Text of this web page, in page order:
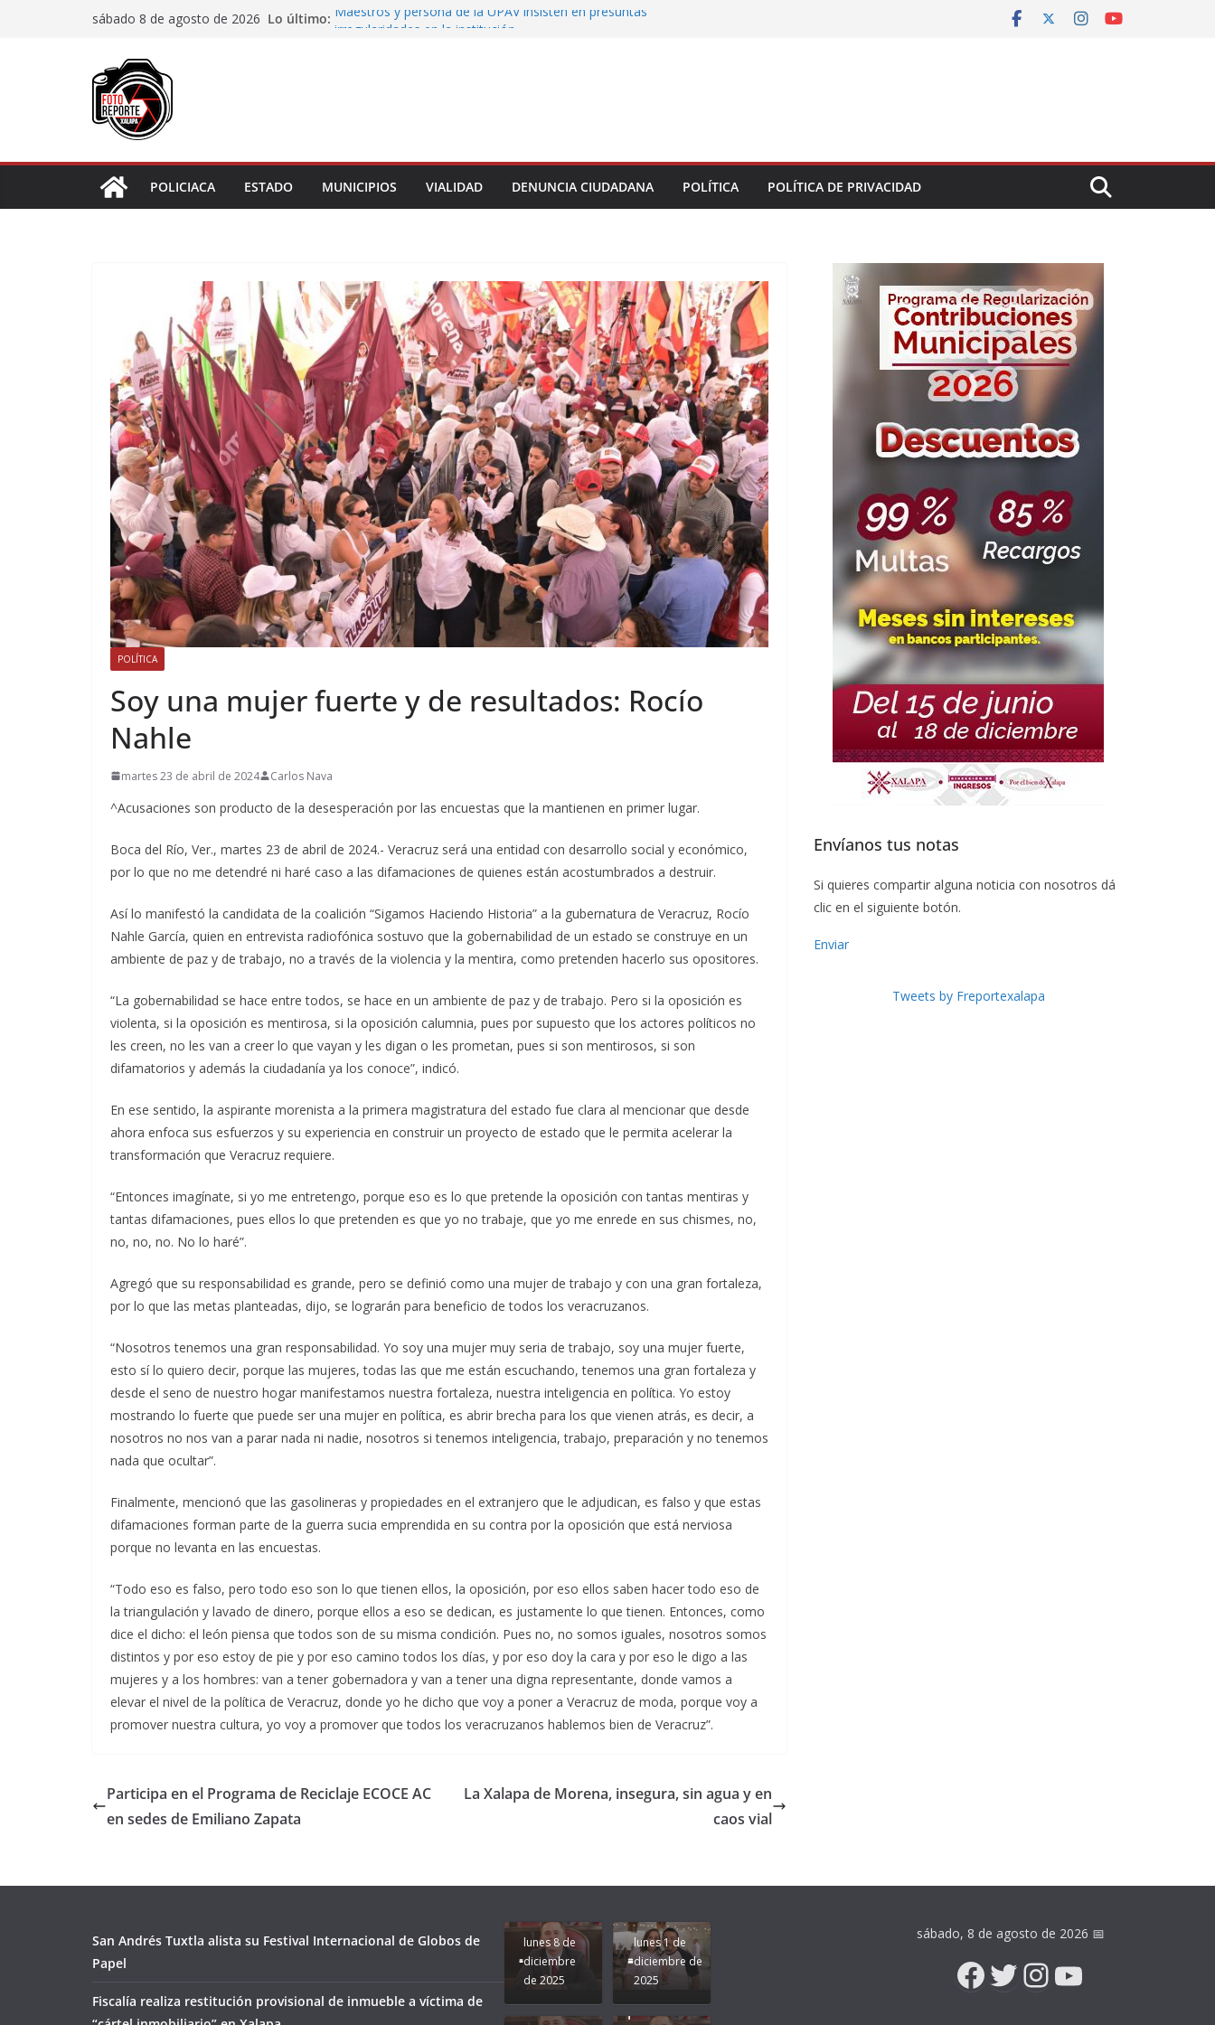
sábado 8 de agosto de 2026 Lo último: Maestros y persona de la UPAV insisten en presuntas
Impulsa Ayuntamiento de Veracruz la cultura de la prevención
en la niñez del municipio
POLICIACA ESTADO MUNICIPIOS VIALIDAD DENUNCIA CIUDADANA POLÍTICA POLÍTICA DE PRIVACIDAD
POLÍTICA
Soy una mujer fuerte y de resultados: Rocío
Nahle
martes 23 de abril de 2024 Carlos Nava
^Acusaciones son producto de la desesperación por las encuestas que la mantienen en primer lugar.
Boca del Río, Ver., martes 23 de abril de 2024.- Veracruz será una entidad con desarrollo social y económico,
por lo que no me detendré ni haré caso a las difamaciones de quienes están acostumbrados a destruir.
Así lo manifestó la candidata de la coalición “Sigamos Haciendo Historia” a la gubernatura de Veracruz, Rocío
Nahle García, quien en entrevista radiofónica sostuvo que la gobernabilidad de un estado se construye en un
ambiente de paz y de trabajo, no a través de la violencia y la mentira, como pretenden hacerlo sus opositores.
“La gobernabilidad se hace entre todos, se hace en un ambiente de paz y de trabajo. Pero si la oposición es
violenta, si la oposición es mentirosa, si la oposición calumnia, pues por supuesto que los actores políticos no
les creen, no les van a creer lo que vayan y les digan o les prometan, pues si son mentirosos, si son
difamatorios y además la ciudadanía ya los conoce”, indicó.
En ese sentido, la aspirante morenista a la primera magistratura del estado fue clara al mencionar que desde
ahora enfoca sus esfuerzos y su experiencia en construir un proyecto de estado que le permita acelerar la
transformación que Veracruz requiere.
“Entonces imagínate, si yo me entretengo, porque eso es lo que pretende la oposición con tantas mentiras y
tantas difamaciones, pues ellos lo que pretenden es que yo no trabaje, que yo me enrede en sus chismes, no,
no, no, no. No lo haré”.
Agregó que su responsabilidad es grande, pero se definió como una mujer de trabajo y con una gran fortaleza,
por lo que las metas planteadas, dijo, se lograrán para beneficio de todos los veracruzanos.
“Nosotros tenemos una gran responsabilidad. Yo soy una mujer muy seria de trabajo, soy una mujer fuerte,
esto sí lo quiero decir, porque las mujeres, todas las que me están escuchando, tenemos una gran fortaleza y
desde el seno de nuestro hogar manifestamos nuestra fortaleza, nuestra inteligencia en política. Yo estoy
mostrando lo fuerte que puede ser una mujer en política, es abrir brecha para los que vienen atrás, es decir, a
nosotros no nos van a parar nada ni nadie, nosotros si tenemos inteligencia, trabajo, preparación y no tenemos
nada que ocultar”.
Finalmente, mencionó que las gasolineras y propiedades en el extranjero que le adjudican, es falso y que estas
difamaciones forman parte de la guerra sucia emprendida en su contra por la oposición que está nerviosa
porque no levanta en las encuestas.
“Todo eso es falso, pero todo eso son lo que tienen ellos, la oposición, por eso ellos saben hacer todo eso de
la triangulación y lavado de dinero, porque ellos a eso se dedican, es justamente lo que tienen. Entonces, como
dice el dicho: el león piensa que todos son de su misma condición. Pues no, no somos iguales, nosotros somos
distintos y por eso estoy de pie y por eso camino todos los días, y por eso doy la cara y por eso le digo a las
mujeres y a los hombres: van a tener gobernadora y van a tener una digna representante, donde vamos a
elevar el nivel de la política de Veracruz, donde yo he dicho que voy a poner a Veracruz de moda, porque voy a
promover nuestra cultura, yo voy a promover que todos los veracruzanos hablemos bien de Veracruz”.
Participa en el Programa de Reciclaje ECOCE AC
en sedes de Emiliano Zapata
La Xalapa de Morena, insegura, sin agua y en
caos vial
Envíanos tus notas
Si quieres compartir alguna noticia con nosotros dá
clic en el siguiente botón.
Enviar
Tweets by Freportexalapa
San Andrés Tuxtla alista su Festival Internacional de Globos de
Papel
Fiscalía realiza restitución provisional de inmueble a víctima de
lunes 8 de
diciembre
de 2025
lunes 1 de
diciembre de
2025
Apoyo y
Seguimos la
Ruta que
Marca
Nuestra
Rocío Nahle.
Pongamos
de moda;
San
Andrés
Tuxtla
presente.
sábado, 8 de agosto de 2026 📅
Facebook
Twitter
Instagram
YouTube